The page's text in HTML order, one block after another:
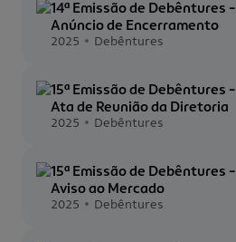
14ª Emissão de Debêntures -
Anúncio de Encerramento
2025 Debêntures
15ª Emissão de Debêntures -
Ata de Reunião da Diretoria
2025 Debêntures
15ª Emissão de Debêntures -
Aviso ao Mercado
2025 Debêntures